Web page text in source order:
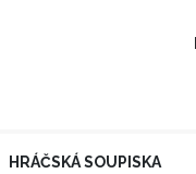
HRÁČSKÁ SOUPISKA